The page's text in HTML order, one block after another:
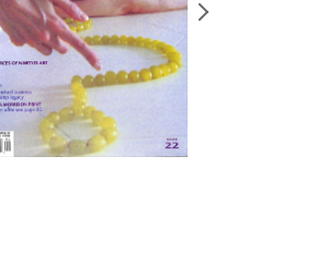
受賞者